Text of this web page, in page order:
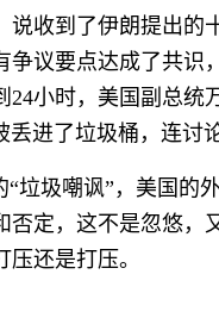
收到了伊朗提出的
议要点达成了共识
小时，美国副总统
进了垃圾桶，连讨
垃圾嘲讽”，美国的
定，这不是忽悠，
还是打压。